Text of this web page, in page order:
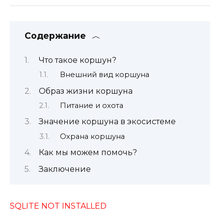
Содержание
Что такое коршун?
Внешний вид коршуна
Образ жизни коршуна
Питание и охота
Значение коршуна в экосистеме
Охрана коршуна
Как мы можем помочь?
Заключение
SQLITE NOT INSTALLED